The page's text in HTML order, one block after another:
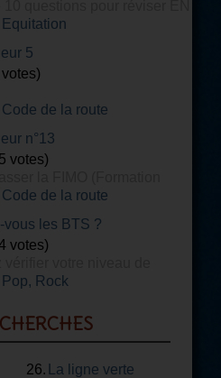
galop 5
Equitation
5
Code de la route
n°13
votes)
Obligatoire) voyageurs.
Code de la route
vous les BTS ?
votes)
du groupe de K-POP BTS ?
Pop, Rock
26.
La ligne verte